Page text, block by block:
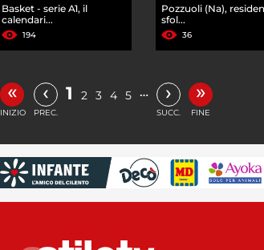
Basket - serie A1, il
calendari...
194
Pozzuoli (Na),
sfol...
36
«
INIZIO
‹
PREC.
1 2 3 4 5 … ›
SUCC.
»
FINE